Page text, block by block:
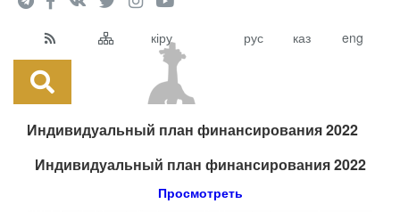
кіру рус каз eng
Индивидуальный план финансирования 2022
Индивидуальный план финансирования 2022
Просмотреть